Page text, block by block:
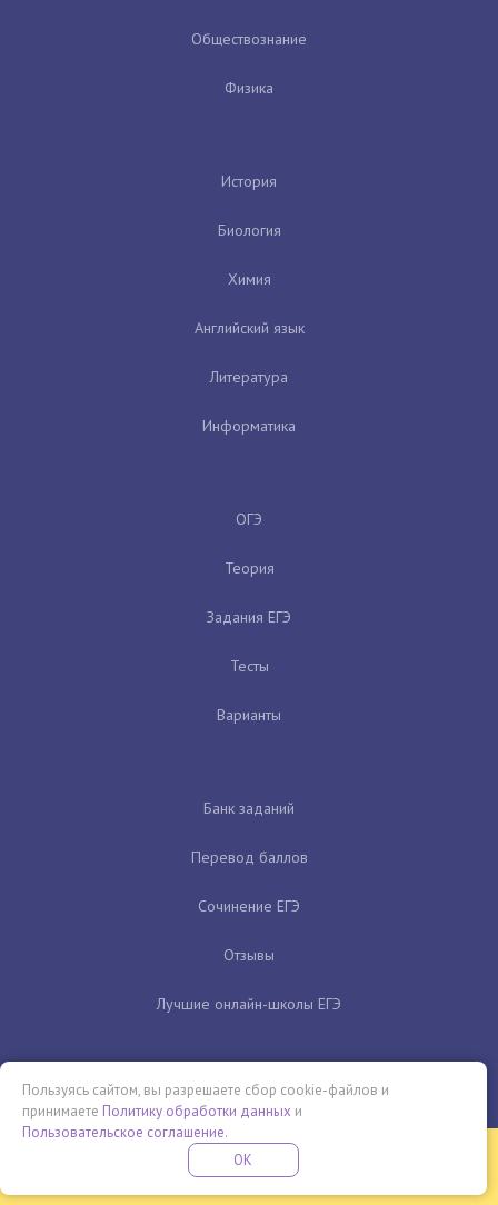
Обществознание
Физика
История
Биология
Химия
Английский язык
Литература
Информатика
ОГЭ
Теория
Задания ЕГЭ
Тесты
Варианты
Банк заданий
Перевод баллов
Сочинение ЕГЭ
Отзывы
Лучшие онлайн-школы ЕГЭ
Бесплатная летняя школа
ПРОВЕДИ ЭТО ЛЕТО С ПОЛЬЗОЙ
Пользуясь сайтом, вы разрешаете сбор cookie-файлов и
принимаете Политику обработки данных и
Пользовательское соглашение.
OK